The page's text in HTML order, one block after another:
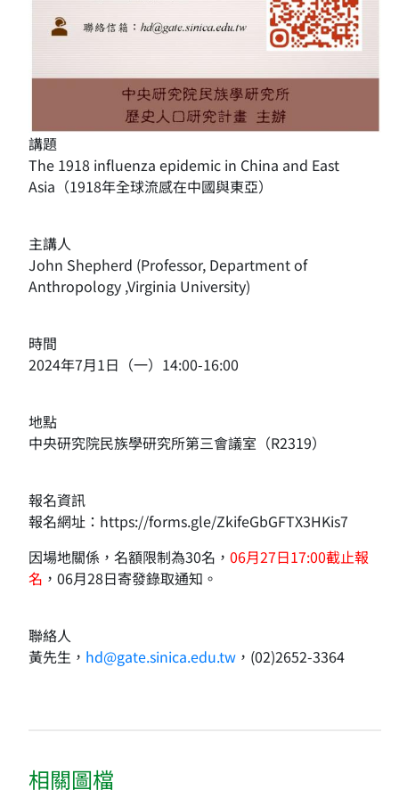
講題
The 1918 influenza epidemic in China and East
Asia（1918年全球流感在中國與東亞）
主講人
John Shepherd (Professor, Department of
Anthropology ,Virginia University)
時間
2024年7月1日（一）14:00-16:00
地點
中央研究院民族學研究所第三會議室（R2319）
報名資訊
報名網址：https://forms.gle/ZkifeGbGFTX3HKis7
因場地關係，名額限制為30名， 06月27日17:00截止報
名 ，06月28日寄發錄取通知。
聯絡人
黃先生， hd@gate.sinica.edu.tw ，(02)2652-3364
相關圖檔